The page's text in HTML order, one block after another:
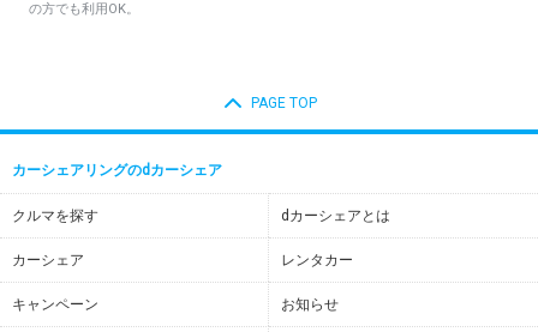
の方でも利用OK。
PAGE TOP
カーシェアリングのdカーシェア
クルマを探す dカーシェアとは
カーシェア レンタカー
キャンペーン お知らせ